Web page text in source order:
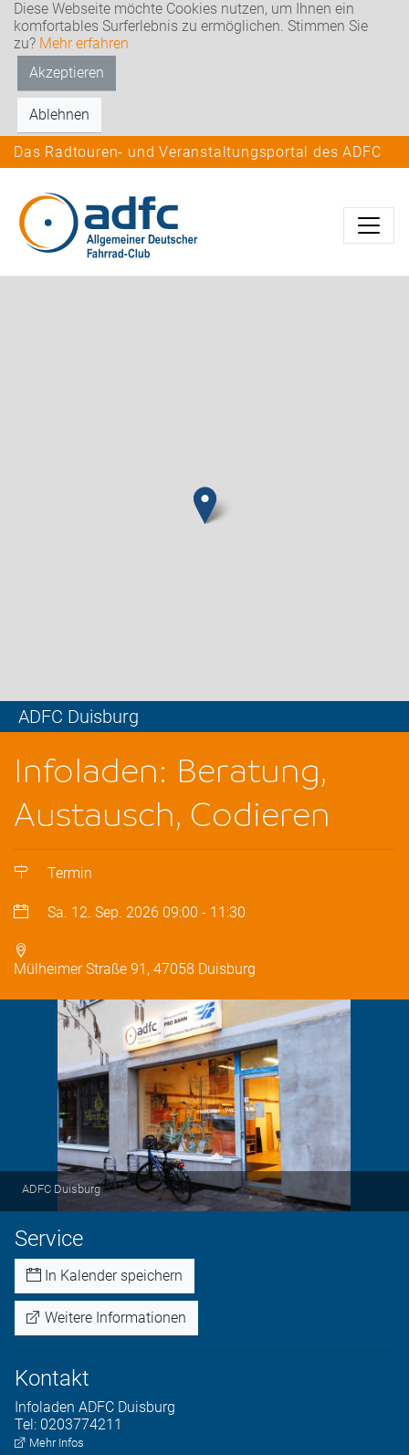
Diese Webseite möchte Cookies nutzen, um Ihnen ein
komfortables Surferlebnis zu ermöglichen. Stimmen Sie
zu? Mehr erfahren
Akzeptieren
Ablehnen
Das Radtouren- und Veranstaltungsportal des ADFC
ADFC Duisburg
Infoladen: Beratung,
Austausch, Codieren
Termin
Sa. 12. Sep. 2026 09:00 - 11:30
Mülheimer Straße 91, 47058 Duisburg
ADFC Duisburg
Service
In Kalender speichern
Weitere Informationen
Kontakt
Infoladen ADFC Duisburg
Tel: 0203774211
Mehr Infos